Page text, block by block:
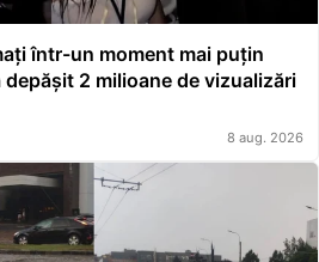
într-un moment mai puțin
2 milioane de vizualizări
8 aug. 2026